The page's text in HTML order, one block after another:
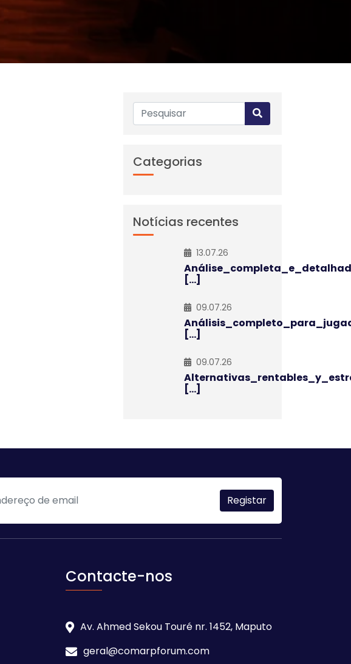
Categorias
Notícias recentes
13.07.26
[...]
09.07.26
[...]
09.07.26
[...]
Contacte-nos
Av. Ahmed Sekou Touré nr. 1452, Maputo
geral@comarpforum.com